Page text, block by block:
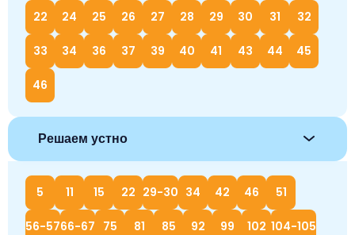
22 24 25 26 27 28 29 30 31 32
33 34 36 37 39 40 41 43 44 45
46
Решаем устно
5 11 15 22 29-30 34 42 46 51
56-5766-67 75 81 85 92 99 102 104-105